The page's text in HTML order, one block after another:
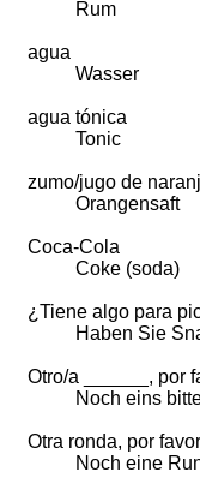
Rum
agua
Wasser
agua tónica
Tonic
zumo/jugo de
Orangensaft
Coca-Cola
Coke (soda)
¿Tiene algo para
Haben Sie
Otro/a ______, por
Noch eins
Otra ronda, por
Noch eine